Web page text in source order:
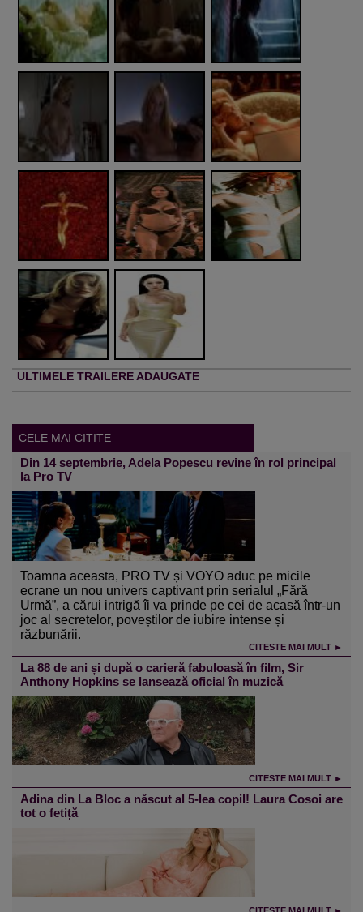
ULTIMELE TRAILERE ADAUGATE
CELE MAI CITITE
Din 14 septembrie, Adela Popescu revine în rol principal
la Pro TV
Toamna aceasta, PRO TV și VOYO aduc pe micile
ecrane un nou univers captivant prin serialul „Fără
Urmă”, a cărui intrigă îi va prinde pe cei de acasă într-un
joc al secretelor, poveștilor de iubire intense și
răzbunării.
CITESTE MAI MULT ►
La 88 de ani și după o carieră fabuloasă în film, Sir
Anthony Hopkins se lansează oficial în muzică
CITESTE MAI MULT ►
Adina din La Bloc a născut al 5-lea copil! Laura Cosoi are
tot o fetiță